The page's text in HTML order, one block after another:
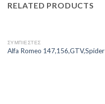
RELATED PRODUCTS
ΣΥΜΠΙΕΣΤΕΣ
Alfa Romeo 147,156,GTV,Spider